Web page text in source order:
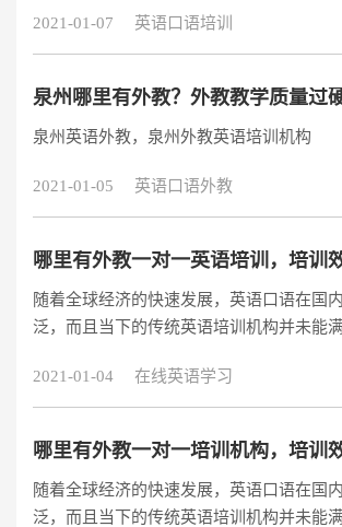
内有两种途径可以找到，第一种就是传统
机构，另一种是最近几年开始兴起的在线
语口语培训班的第一好处就是师资，找英
得先从机构的师资水平来分析，据了解，
2021-01-07 英语口语培训
泉州英语外教，泉州外教英语培训机构
2021-01-05 英语口语外教
哪里有外教一对一英语培训，培训
随着全球经济的快速发展，英语口语在国
泛，而且当下的传统英语培训机构并未能
英语相当不标准，因此为了不让学员重蹈
的家长也意识到了英语外教学习，以及外
2021-01-04 在线英语学习
哪里有外教一对一培训机构，培训
随着全球经济的快速发展，英语口语在国
泛，而且当下的传统英语培训机构并未能